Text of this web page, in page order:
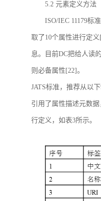
5.2 元素定义方法
ISO/IEC 11179标
取了10个属性进行定
息。目前DC把给人读
则必备属性[22]。
JATS标准，推荐从以
引用了属性描述元数
行定义，如表3所示。